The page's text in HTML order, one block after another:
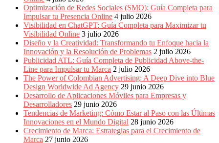
Colombia.Optimización de Redes Sociales (SMO): Guía Completa para
Impulsar tu Presencia Online 4 julio 2026
Visibilidad en ChatGPT: Guía Completa para Maximizar tu
Visibilidad Online 3 julio 2026
Diseño y la Creatividad: Transformando tu Enfoque hacia la
Innovación y la Resolución de Problemas 2 julio 2026
Publicidad ATL: Guía Completa de Publicidad Above-the-
Line para Impulsar tu Marca 2 julio 2026
The Power of Colombian Advertising: A Deep Dive into Blue
Design Worldwide Ad Agency 29 junio 2026
Desarrollo de Aplicaciones Móviles para Empresas y
Desarrolladores 29 junio 2026
Tendencias de Marketing: Cómo Estar al Paso con las Últimas
Innovaciones en el Mundo Digital 28 junio 2026
Crecimiento de Marca: Estrategias para el Crecimiento de
Marca 27 junio 2026